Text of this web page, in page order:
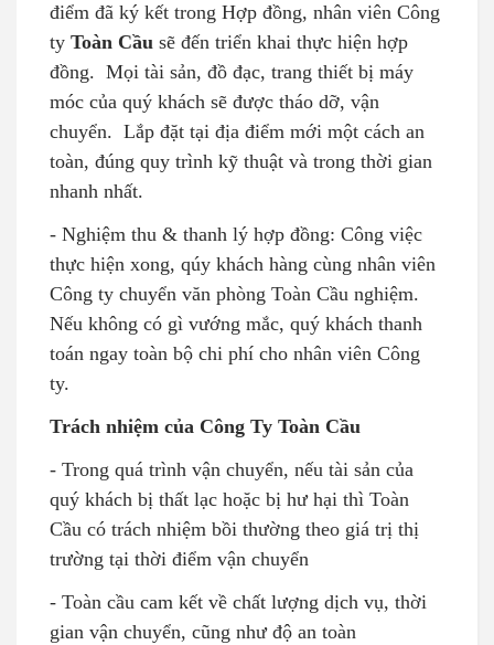
điểm đã ký kết trong Hợp đồng, nhân viên Công
ty Toàn Cầu sẽ đến triển khai thực hiện hợp
đồng. Mọi tài sản, đồ đạc, trang thiết bị máy
móc của quý khách sẽ được tháo dỡ, vận
chuyển. Lắp đặt tại địa điểm mới một cách an
toàn, đúng quy trình kỹ thuật và trong thời gian
nhanh nhất.
- Nghiệm thu & thanh lý hợp đồng: Công việc
thực hiện xong, qúy khách hàng cùng nhân viên
Công ty chuyển văn phòng Toàn Cầu nghiệm.
Nếu không có gì vướng mắc, quý khách thanh
toán ngay toàn bộ chi phí cho nhân viên Công
ty.
Trách nhiệm của Công Ty Toàn Cầu
- Trong quá trình vận chuyển, nếu tài sản của
quý khách bị thất lạc hoặc bị hư hại thì Toàn
Cầu có trách nhiệm bồi thường theo giá trị thị
trường tại thời điểm vận chuyển
- Toàn cầu cam kết về chất lượng dịch vụ, thời
gian vận chuyển, cũng như độ an toàn